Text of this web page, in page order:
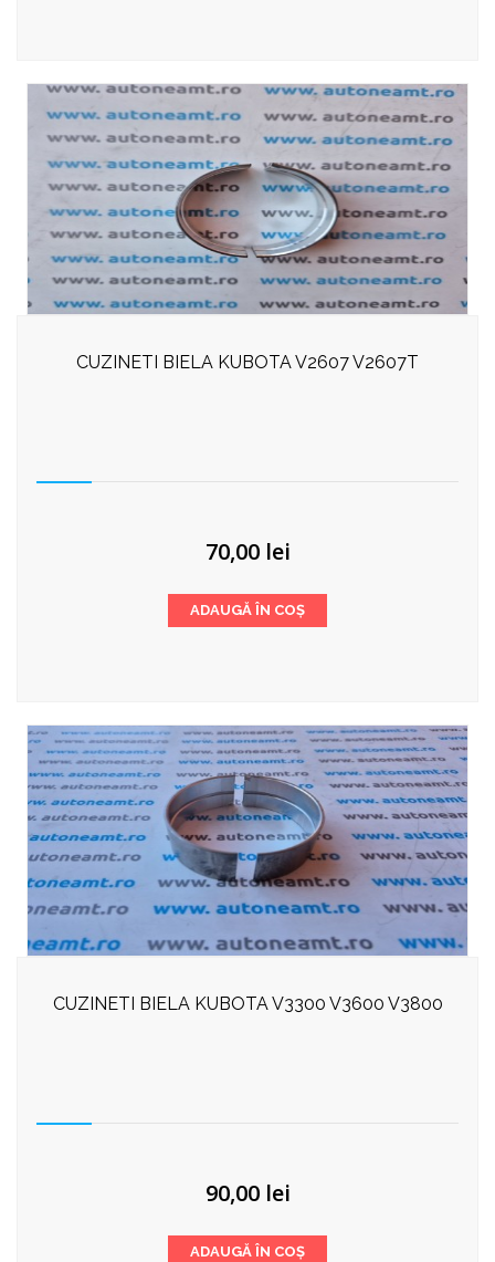
CUZINETI BIELA KUBOTA V2607 V2607T
70,00 lei
ADAUGĂ ÎN COȘ
CUZINETI BIELA KUBOTA V3300 V3600 V3800
90,00 lei
ADAUGĂ ÎN COȘ